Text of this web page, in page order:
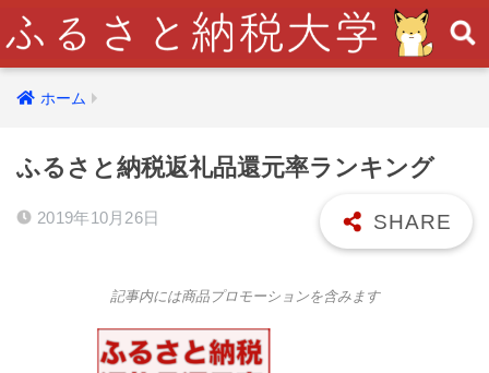
ホーム
ふるさと納税返礼品還元率ランキング
2019年10月26日
記事内には商品プロモーションを含みます